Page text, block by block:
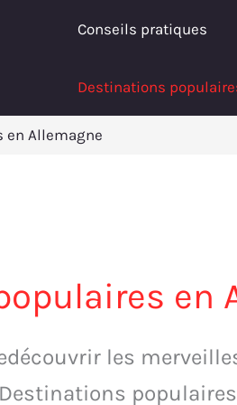
Conseils pratiques
Destinations
en Allemagne
en
les